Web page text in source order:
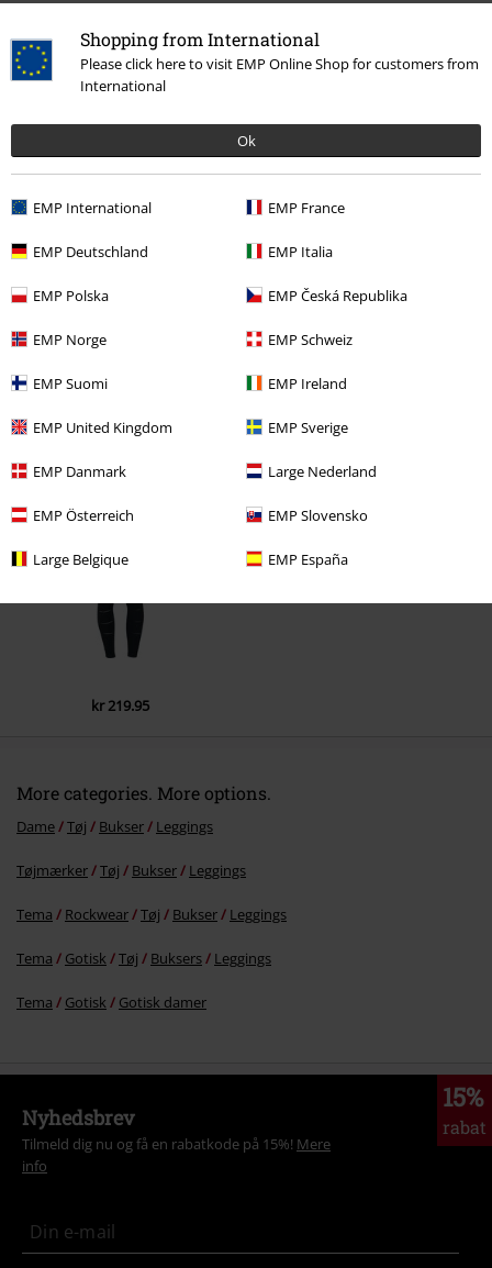
Shopping from International
Please click here to visit EMP Online Shop for customers from
International
Ok
EMP International EMP France
EMP Deutschland EMP Italia
EMP Polska EMP Česká Republika
EMP Norge EMP Schweiz
EMP Suomi EMP Ireland
EMP United Kingdom EMP Sverige
EMP Danmark Large Nederland
EMP Österreich EMP Slovensko
Large Belgique EMP España
0 Anmeldelser
Fortæl os din mening om denne vare "Vailed in
Darkness".
Skriv anmeldelse
Senest besøgt
kr 219.95
More categories. More options.
Dame Tøj Bukser Leggings
Tøjmærker Tøj Bukser Leggings
Tema Rockwear Tøj Bukser Leggings
Tema Gotisk Tøj Buksers Leggings
Tema Gotisk Gotisk damer
15%
rabat
Nyhedsbrev
Tilmeld dig nu og få en rabatkode på 15%! Mere
info